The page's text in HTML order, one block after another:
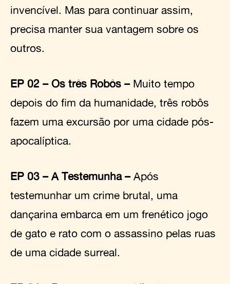
invencível. Mas para continuar assim,
precisa manter sua vantagem sobre os
outros.
EP 02 – Os três Robôs –Muito tempo
depois do fim da humanidade, três robôs
fazem uma excursão por uma cidade pós-
apocalíptica.
EP 03 – A Testemunha –Após
testemunhar um crime brutal, uma
dançarina embarca em um frenético jogo
de gato e rato com o assassino pelas ruas
de uma cidade surreal.